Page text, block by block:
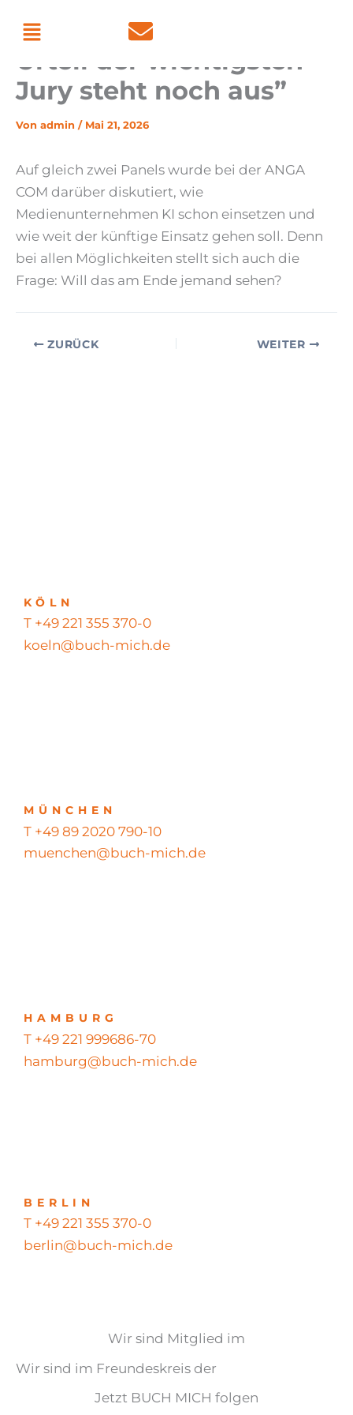
InhaltMenü
KI-Einsatz im TV: “Das
Urteil der wichtigsten
Jury steht noch aus”
Von admin / Mai 21, 2026
Auf gleich zwei Panels wurde bei der ANGA
COM darüber diskutiert, wie
Medienunternehmen KI schon einsetzen und
wie weit der künftige Einsatz gehen soll. Denn
bei allen Möglichkeiten stellt sich auch die
Frage: Will das am Ende jemand sehen?
ZURÜCK WEITER
KÖLN
T +49 221 355 370-0
koeln@buch-mich.de
MÜNCHEN
T +49 89 2020 790-10
muenchen@buch-mich.de
HAMBURG
T +49 221 999686-70
hamburg@buch-mich.de
BERLIN
T +49 221 355 370-0
berlin@buch-mich.de
Wir sind Mitglied im
Wir sind im Freundeskreis der
Jetzt BUCH MICH folgen